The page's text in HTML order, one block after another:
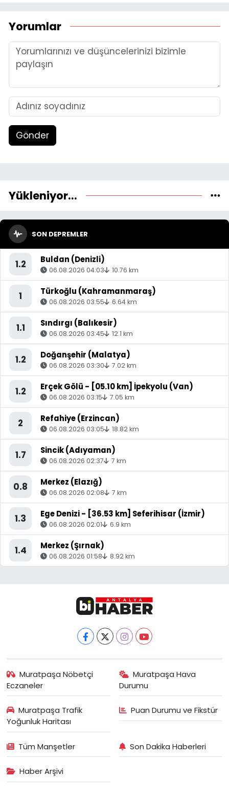
Yorumlar
Gönder
Yükleniyor...
SON DEPREMLER
1.2 Buldan (Denizli)
06.08.2026 04:03 10.76 km
1 Türkoğlu (Kahramanmaraş)
06.08.2026 03:55 6.64 km
1.1 Sındırgı (Balıkesir)
06.08.2026 03:45 12.1 km
1.2 Doğanşehir (Malatya)
06.08.2026 03:30 7.02 km
1.2 Erçek Gölü - [05.10 km] İpekyolu (Van)
06.08.2026 03:15 7.05 km
2 Refahiye (Erzincan)
06.08.2026 03:05 18.82 km
1.7 Sincik (Adıyaman)
06.08.2026 02:37 7 km
0.8 Merkez (Elazığ)
06.08.2026 02:08 7 km
1.3 Ege Denizi - [36.53 km] Seferihisar (İzmir)
06.08.2026 02:01 6.9 km
1.4 Merkez (Şırnak)
06.08.2026 01:58 8.92 km
Muratpaşa Nöbetçi
Eczaneler
Muratpaşa Hava
Durumu
Muratpaşa Trafik
Yoğunluk Haritası
Puan Durumu ve Fikstür
Tüm Manşetler Son Dakika Haberleri
Haber Arşivi